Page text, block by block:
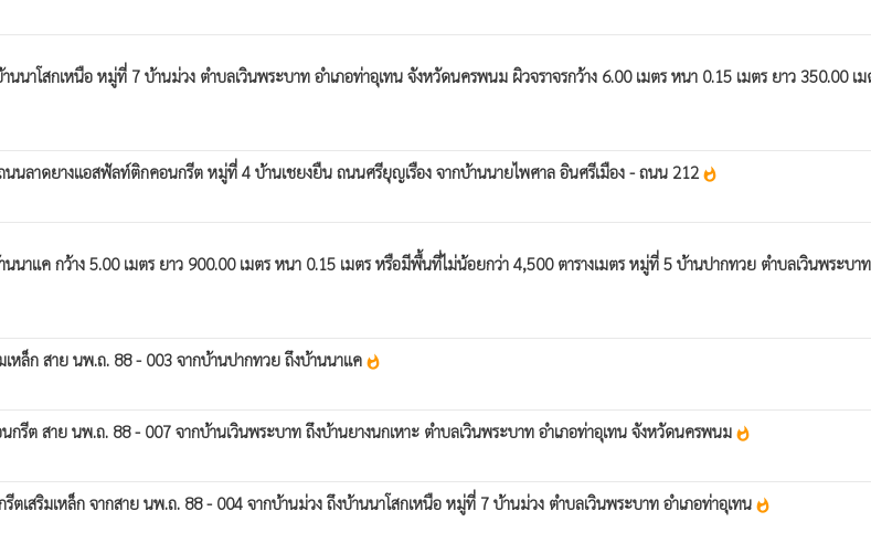
นาโสกเหนือ หมู่ที่ 7 บ้านม่วง ตำบลเวินพระบาท อำเภอท่าอุเทน จังหวัดนครพนม ผิวจราจรกว้าง 6.00 เมตร หนา 0.15 เมตร ยาว 350.00 เ
นนลาดยางแอสฟัลท์ติกคอนกรีต หมู่ที่ 4 บ้านเชยงยืน ถนนศรียุญเรือง จากบ้านนายไพศาล อินศรีเมือง - ถนน 212 whatshot
าแค กว้าง 5.00 เมตร ยาว 900.00 เมตร หนา 0.15 เมตร หรือมีพื้นที่ไม่น้อยกว่า 4,500 ตารางเมตร หมู่ที่ 5 บ้านปากทวย ตำบลเวินพระบา
หล็ก สาย นพ.ถ. 88 - 003 จากบ้านปากทวย ถึงบ้านนาแค whatshot
รีต สาย นพ.ถ. 88 - 007 จากบ้านเวินพระบาท ถึงบ้านยางนกเหาะ ตำบลเวินพระบาท อำเภอท่าอุเทน จังหวัดนครพนม whatshot
เสริมเหล็ก จากสาย นพ.ถ. 88 - 004 จากบ้านม่วง ถึงบ้านนาโสกเหนือ หมู่ที่ 7 บ้านม่วง ตำบลเวินพระบาท อำเภอท่าอุเทน whatshot